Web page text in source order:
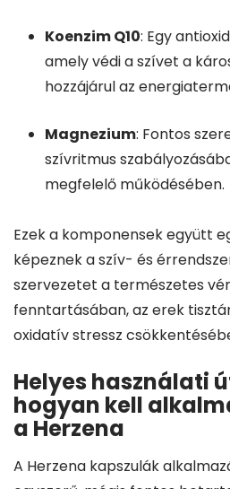
Koenzim Q10: Egy
amely védi a szívet a
hozzájárul az
Magnezium: Fontos
szívritmus
megfelelő működésében.
Ezek a komponensek együtt
képeznek a szív- és
szervezetet a természetes
fenntartásában, az erek
oxidatív stressz
Helyes használati
hogyan kell
a Herzena
A Herzena kapszulák